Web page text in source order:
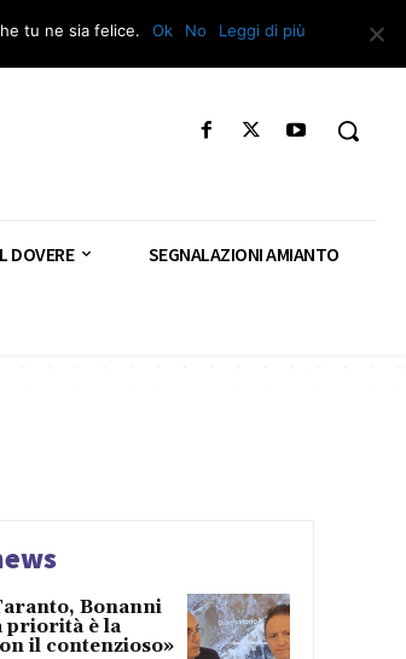
DOVERE SEGNALAZIONI AMIANTO
Bonanni
priorità è la
il contenzioso»
tu ne sia felice. Ok No Leggi di più